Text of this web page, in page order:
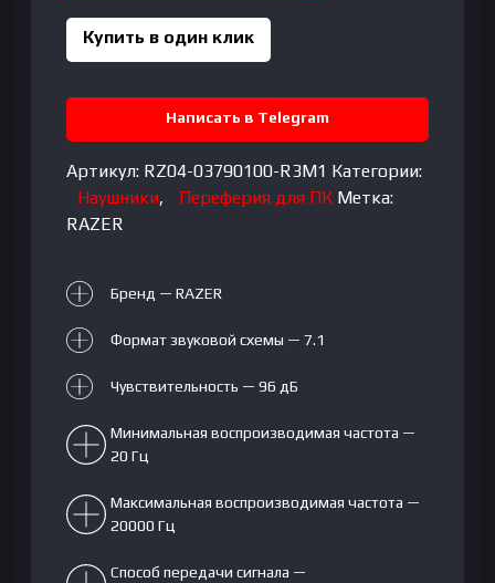
Купить в один клик
Написать в Telegram
Артикул: RZ04-03790100-R3M1 Категории:
Наушники, Переферия для ПК Метка:
RAZER
Бренд — RAZER
Формат звуковой схемы — 7.1
Чувствительность — 96 дБ
Минимальная воспроизводимая частота —
20 Гц
Максимальная воспроизводимая частота —
20000 Гц
Способ передачи сигнала —